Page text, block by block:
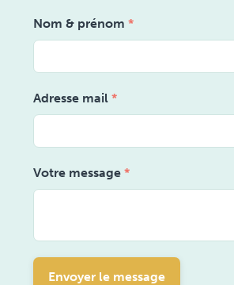
Nom & prénom *
Adresse mail *
Votre message *
Envoyer le message